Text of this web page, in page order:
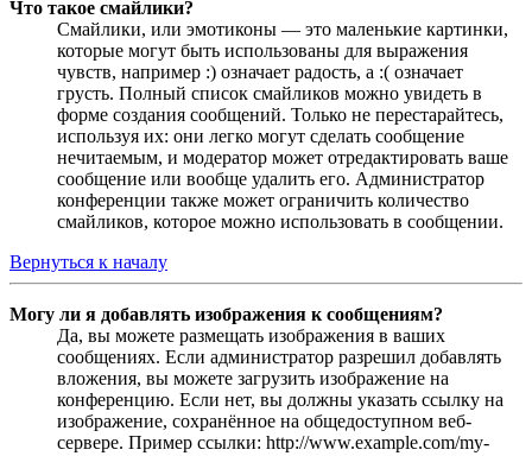
Что такое смайлики?
Смайлики, или эмотиконы — это маленькие картинки,
которые могут быть использованы для выражения
чувств, например :) означает радость, а :( означает
грусть. Полный список смайликов можно увидеть в
форме создания сообщений. Только не перестарайтесь,
используя их: они легко могут сделать сообщение
нечитаемым, и модератор может отредактировать ваше
сообщение или вообще удалить его. Администратор
конференции также может ограничить количество
смайликов, которое можно использовать в сообщении.
Вернуться к началу
Могу ли я добавлять изображения к сообщениям?
Да, вы можете размещать изображения в ваших
сообщениях. Если администратор разрешил добавлять
вложения, вы можете загрузить изображение на
конференцию. Если нет, вы должны указать ссылку на
изображение, сохранённое на общедоступном веб-
сервере. Пример ссылки: http://www.example.com/my-